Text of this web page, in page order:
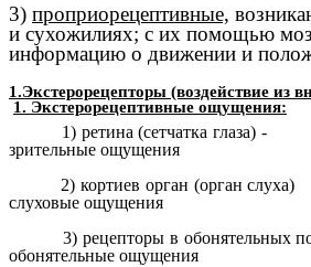
3) проприорецептивные,
и сухожилиях; с их помощью
информацию о движении и
1.Экстерорецепторы (воздействие из
1. Экстерорецептивные ощущения:
1) ретина
зрительные ощущения
2) кортиев орган
слуховые ощущения
3) рецепторы в
обонятельные ощущения